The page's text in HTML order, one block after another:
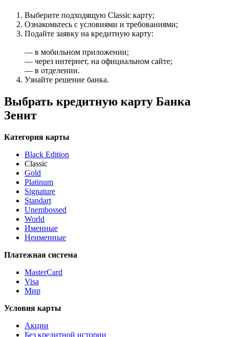
Выберите подходящую Classic карту;
Ознакомьтесь с условиями и требованиями;
Подайте заявку на кредитную карту:
— в мобильном приложении;
— через интернет, на официальном сайте;
— в отделении.
Узнайте решение банка.
Выбрать кредитную карту Банка
Зенит
Категория карты
Black Edition
Classic
Gold
Platinum
Signature
Standart
Unembossed
World
Именные
Неименные
Платежная система
MasterCard
Visa
Мир
Условия карты
Акции
Без кредитной истории